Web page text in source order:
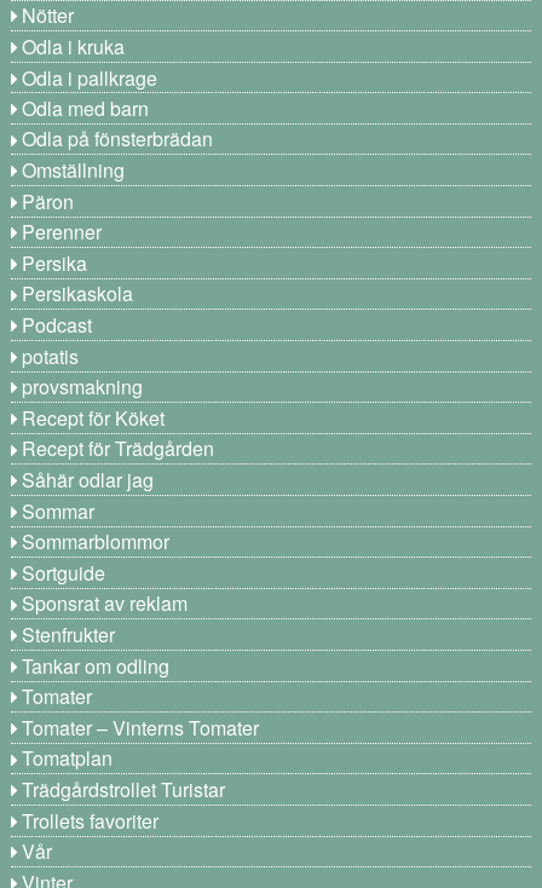
Nötter
Odla i kruka
Odla i pallkrage
Odla med barn
Odla på fönsterbrädan
Omställning
Päron
Perenner
Persika
Persikaskola
Podcast
potatis
provsmakning
Recept för Köket
Recept för Trädgården
Såhär odlar jag
Sommar
Sommarblommor
Sortguide
Sponsrat av reklam
Stenfrukter
Tankar om odling
Tomater
Tomater – Vinterns Tomater
Tomatplan
Trädgårdstrollet Turistar
Trollets favoriter
Vår